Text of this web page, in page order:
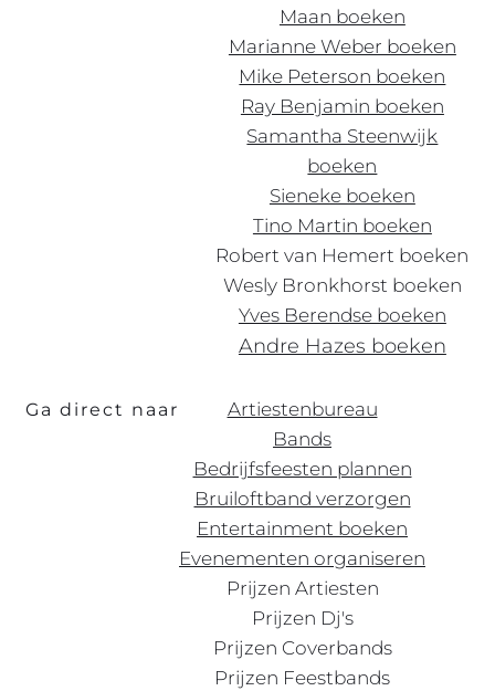
Maan boeken
Marianne Weber boeken
Mike Peterson boeken
Ray Benjamin boeken
Samantha Steenwijk
boeken
Sieneke boeken
Tino Martin boeken
Robertvan Hemert boeken
Wesly Bronkhorst boeken
Yves Berendse boeken
Andre Hazes boeken
Ga direct naar
Artiestenbureau
Bands
Bedrijfsfeesten plannen
Bruiloftband verzorgen
Entertainment boeken
Evenementen organiseren
Prijzen Artiesten
Prijzen Dj's
Prijzen Coverbands
Prijzen Feestbands